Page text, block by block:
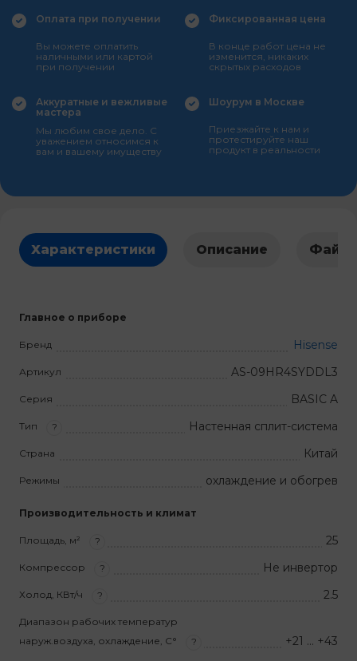
Оплата при получении
Вы можете оплатить
наличными или картой
при получении
Фиксированная цена
В конце работ цена не
изменится, никаких
скрытых расходов
Аккуратные и вежливые
мастера
Мы любим свое дело. С
уважением относимся к
вам и вашему имуществу
Шоурум в Москве
Приезжайте к нам и
протестируйте наш
продукт в реальности
Характеристики Описание
Главное о приборе
Бренд Hisense
Артикул AS-09HR4SYDDL3
Серия BASIC A
Тип ? Настенная сплит-система
Страна Китай
Режимы охлаждение и обогрев
Производительность и климат
Площадь, м² ? 25
Компрессор ? Не инвертор
Холод, КВт/ч ? 2.5
Диапазон рабочих температур
наруж.воздуха, охлаждение, С°
? +21 … +43